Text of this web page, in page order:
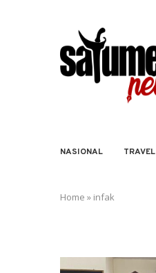
NASIONAL TRAVEL
Home » infak